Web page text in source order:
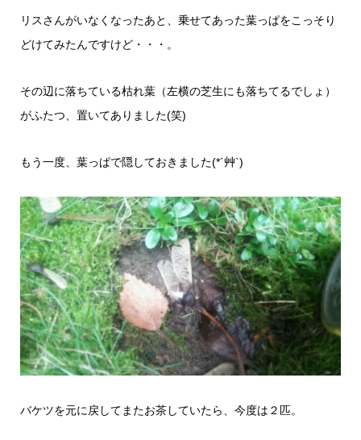
リスさんがいなくなったあと、乗せてあった葉っぱをこっそり
どけてみたんですけど・・・。
その辺に落ちている枯れ葉（左横の芝生にも落ちてるでしょ）
がふたつ、置いてありました(笑)
もう一度、葉っぱで隠しておきました(*´艸`)
バケツを元に戻してまたお茶していたら、今度は２匹。